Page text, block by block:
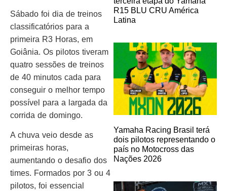
Sábado foi dia de treinos
classificatórios para a
primeira R3 Horas, em
Goiânia. Os pilotos tiveram
quatro sessões de treinos
de 40 minutos cada para
conseguir o melhor tempo
possível para a largada da
corrida de domingo.
A chuva veio desde as
primeiras horas,
aumentando o desafio dos
times. Formados por 3 ou 4
pilotos, foi essencial
R15 BLU CRU América
Latina
Yamaha Racing Brasil terá
dois pilotos representando o
país no Motocross das
Nações 2026